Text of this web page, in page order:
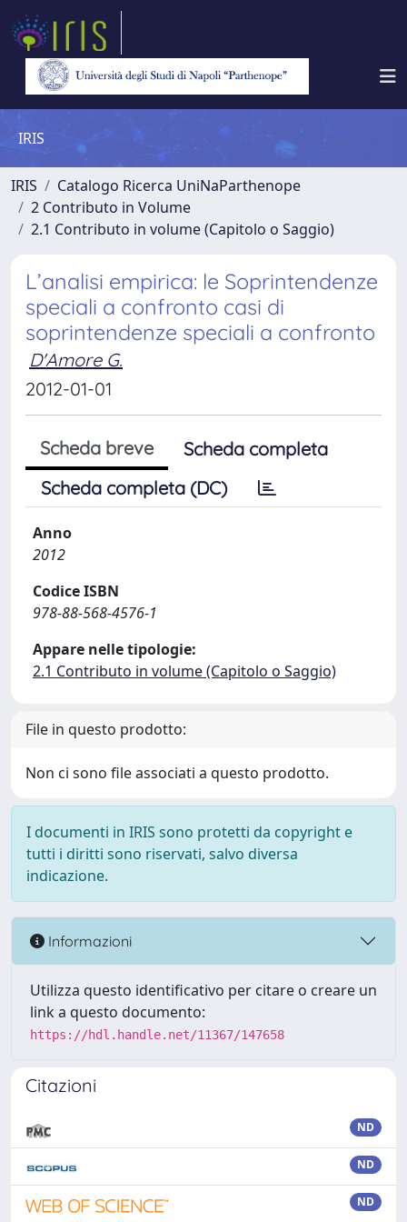
IRIS
IRIS
Catalogo Ricerca UniNaParthenope
2 Contributo in Volume
2.1 Contributo in volume (Capitolo o Saggio)
L’analisi empirica: le Soprintendenze
speciali a confronto casi di
soprintendenze speciali a confronto
D'Amore G.
2012-01-01
Scheda breve
Scheda completa
Scheda completa (DC)
Anno
2012
Codice ISBN
978-88-568-4576-1
Appare nelle tipologie:
2.1 Contributo in volume (Capitolo o Saggio)
File in questo prodotto:
Non ci sono file associati a questo prodotto.
I documenti in IRIS sono protetti da copyright e
tutti i diritti sono riservati, salvo diversa
indicazione.
Informazioni
Utilizza questo identificativo per citare o creare un
link a questo documento:
https://hdl.handle.net/11367/147658
Citazioni
ND
ND
ND